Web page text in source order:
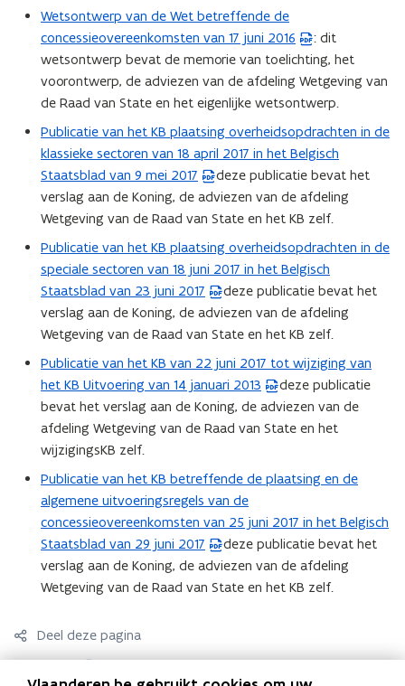
e
s
t
a
n
o
p
e
n
t
i
n
n
i
e
u
w
v
e
n
t
e
r
)
Wetsontwerp van de Wet betreffende de
concessieovereenkomsten van 17 juni 2016
(
P
D
F
b
e
s
t
a
n
o
p
e
n
t
i
n
n
i
e
u
w
v
e
n
s
r
: dit
wetsontwerp bevat de memorie van toelichting, het
voorontwerp, de adviezen van de afdeling Wetgeving van
de Raad van State en het eigenlijke wetsontwerp.
Publicatie van het KB plaatsing overheidsopdrachten in de
klassieke sectoren van 18 april 2017 in het Belgisch
Staatsblad van 9 mei 2017
(
P
D
F
b
e
s
t
a
n
o
p
e
n
t
i
n
n
i
e
u
v
e
deze publicatie bevat het
verslag aan de Koning, de adviezen van de afdeling
Wetgeving van de Raad van State en het KB zelf.
Publicatie van het KB plaatsing overheidsopdrachten in de
speciale sectoren van 18 juni 2017 in het Belgisch
Staatsblad van 23 juni 2017
(
P
D
F
b
e
s
t
a
n
o
p
e
n
t
n
i
e
deze publicatie bevat het
verslag aan de Koning, de adviezen van de afdeling
Wetgeving van de Raad van State en het KB zelf.
Publicatie van het KB van 22 juni 2017 tot wijziging van
het KB Uitvoering van 14 januari 2013
(
P
D
F
b
e
s
t
a
n
d
e
deze publicatie
bevat het verslag aan de Koning, de adviezen van de
afdeling Wetgeving van de Raad van State en het
wijzigingsKB zelf.
Publicatie van het KB betreffende de plaatsing en de
algemene uitvoeringsregels van de
concessieovereenkomsten van 25 juni 2017 in het Belgisch
Staatsblad van 29 juni 2017
(
P
D
F
b
e
t
a
deze publicatie bevat het
verslag aan de Koning, de adviezen van de afdeling
Wetgeving van de Raad van State en het KB zelf.
Deel deze pagina
F
L
K